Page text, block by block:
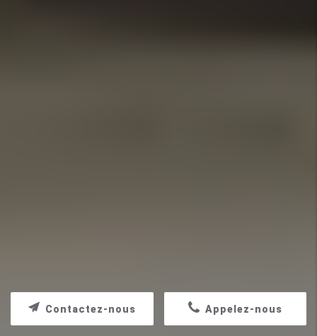
Appelez-nous
Contactez-nous